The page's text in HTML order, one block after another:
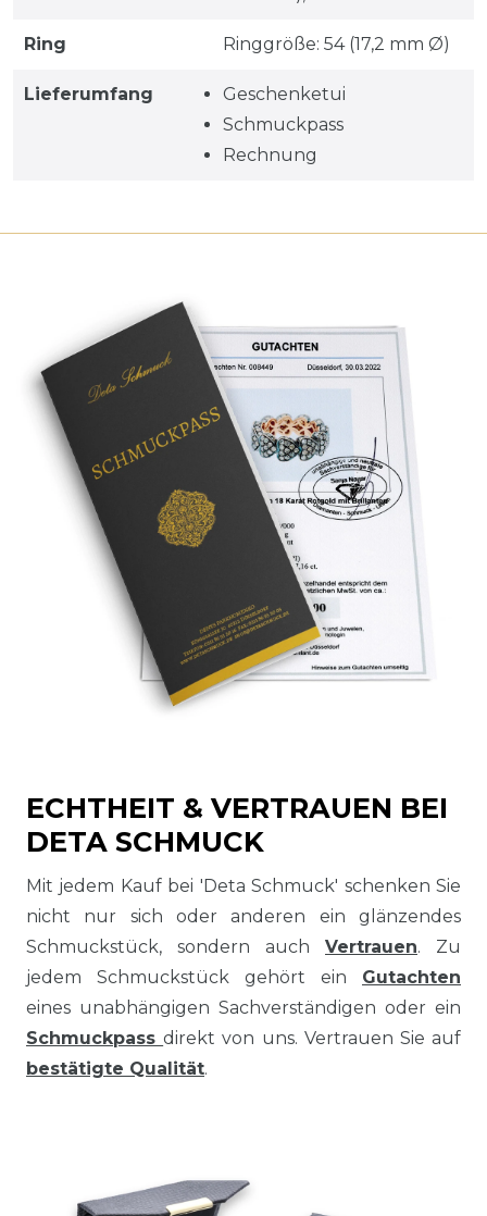
Ring Ringgröße: 54 (17,2 mm Ø)
Lieferumfang
Geschenketui
Schmuckpass
Rechnung
ECHTHEIT & VERTRAUEN BEI
DETA SCHMUCK
Mit jedem Kauf bei 'Deta Schmuck' schenken Sie
nicht nur sich oder anderen ein glänzendes
Schmuckstück, sondern auch Vertrauen. Zu
jedem Schmuckstück gehört ein Gutachten
eines unabhängigen Sachverständigen oder ein
Schmuckpassdirekt von uns. Vertrauen Sie auf
bestätigte Qualität.